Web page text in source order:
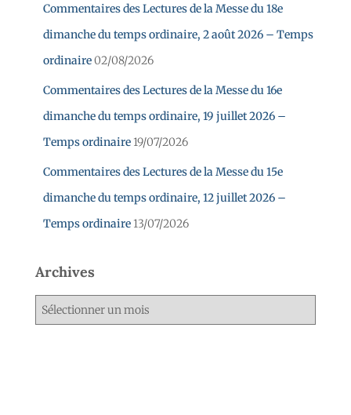
Commentaires des Lectures de la Messe du 18e
dimanche du temps ordinaire, 2 août 2026 – Temps
ordinaire02/08/2026
Commentaires des Lectures de la Messe du 16e
dimanche du temps ordinaire, 19 juillet 2026 –
Temps ordinaire 19/07/2026
Commentaires des Lectures de la Messe du 15e
dimanche du temps ordinaire, 12 juillet 2026 –
Temps ordinaire 13/07/2026
Archives